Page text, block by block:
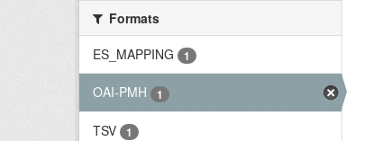
Formats
ES_MAPPING
1
OAI-PMH 1
TSV 1